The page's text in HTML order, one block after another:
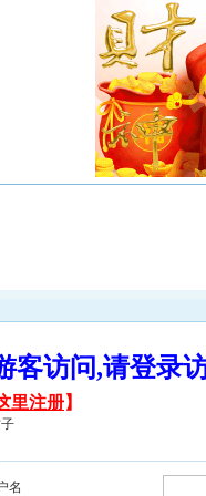
客访问,请登
里注册】
名